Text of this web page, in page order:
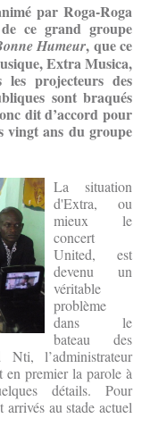
par Roga-Roga
ce grand groupe
Humeur, que ce
Extra Musica,
projecteurs des
sont braqués
dit d’accord pour
vingt ans du groupe
La situation
d'Extra, ou
mieux le
concert
United, est
devenu un
véritable
problème
dans le
bateau des
Nti, l’administrateur
premier la parole à
détails. Pour
arrivés au stade actuel